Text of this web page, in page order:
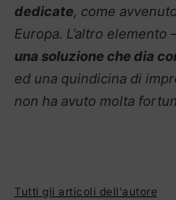
dedicate, come
Europa. L’altro elemento
una soluzione che dia
ed una quindicina di
non ha avuto molta
Tutti gli articoli dell'autore